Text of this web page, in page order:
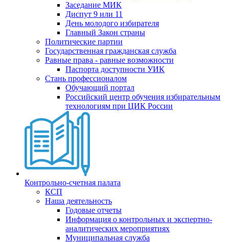
Заседание МИК
Диспут 9 или 11
День молодого избирателя
Главный Закон страны
Политические партии
Государственная гражданская служба
Равные права - равные возможности
Паспорта доступности УИК
Стань профессионалом
Обучающий портал
Российский центр обучения избирательным
технологиям при ЦИК России
Контрольно-счетная палата
КСП
Наша деятельность
Годовые отчеты
Информация о контрольных и экспертно-
аналитических мероприятиях
Муниципальная служба